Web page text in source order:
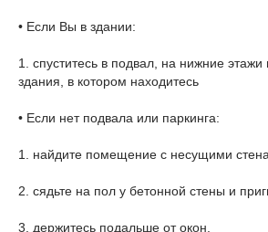
• Если Вы в здании:
1. спуститесь в подвал, на нижние этажи
здания, в котором находитесь
• Если нет подвала или паркинга:
1. найдите помещение с несущими
2. сядьте на пол у бетонной стены и
3. держитесь подальше от окон.